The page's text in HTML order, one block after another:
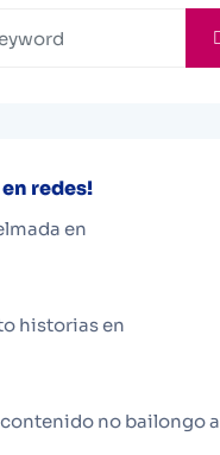
redes!
en
historias en
no bailongo a